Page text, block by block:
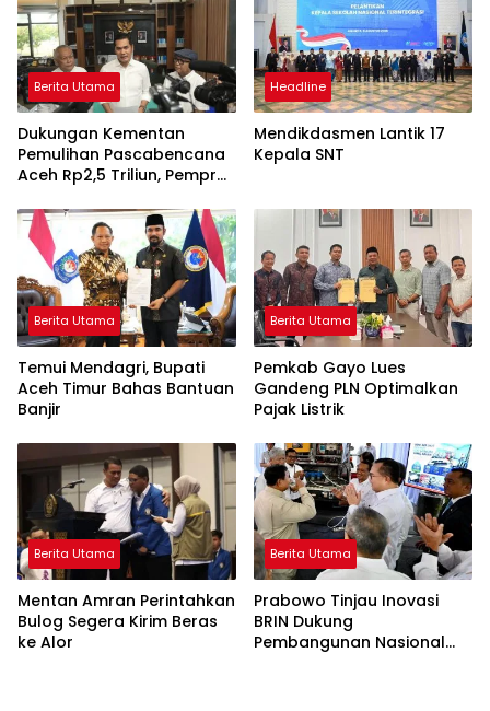
Berita Utama
Dukungan Kementan
Pemulihan Pascabencana
Aceh Rp2,5 Triliun, Pemprov
Headline
Mendikdasmen Lantik 17
Kepala SNT
Berita Utama
Temui Mendagri, Bupati
Aceh Timur Bahas Bantuan
Banjir
Berita Utama
Pemkab Gayo Lues
Gandeng PLN Optimalkan
Pajak Listrik
Berita Utama
Mentan Amran Perintahkan
Bulog Segera Kirim Beras
ke Alor
Berita Utama
Prabowo Tinjau Inovasi
BRIN Dukung
Pembangunan Nasional